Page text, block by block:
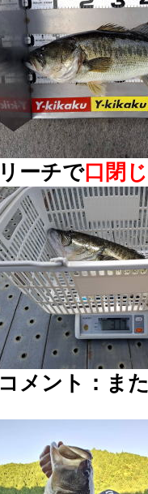
リーチで口閉
コメント：ま